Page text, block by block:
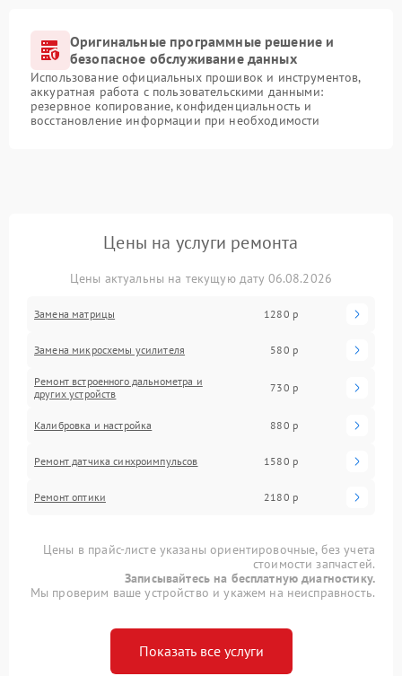
Оригинальные программные решение и
безопасное обслуживание данных
Использование официальных прошивок и инструментов,
аккуратная работа с пользовательскими данными:
резервное копирование, конфиденциальность и
восстановление информации при необходимости
Цены на услуги ремонта
Цены актуальны на текущую дату 06.08.2026
Замена матрицы 1280 р
Замена микросхемы усилителя 580 р
Ремонт встроенного дальнометра и
других устройств
730 р
Калибровка и настройка 880 р
Ремонт датчика синхроимпульсов 1580 р
Ремонт оптики 2180 р
Цены в прайс-листе указаны ориентировочные, без учета
стоимости запчастей.
Записывайтесь на бесплатную диагностику.
Мы проверим ваше устройство и укажем на неисправность.
Показать все услуги